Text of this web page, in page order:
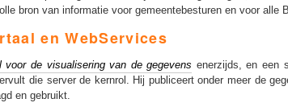
bron van informatie voor gemeentebesturen en voor alle
en WebServices
voor de visualisering van de gegevens enerzijds, en een
die server de kernrol. Hij publiceert onder meer de
en gebruikt.